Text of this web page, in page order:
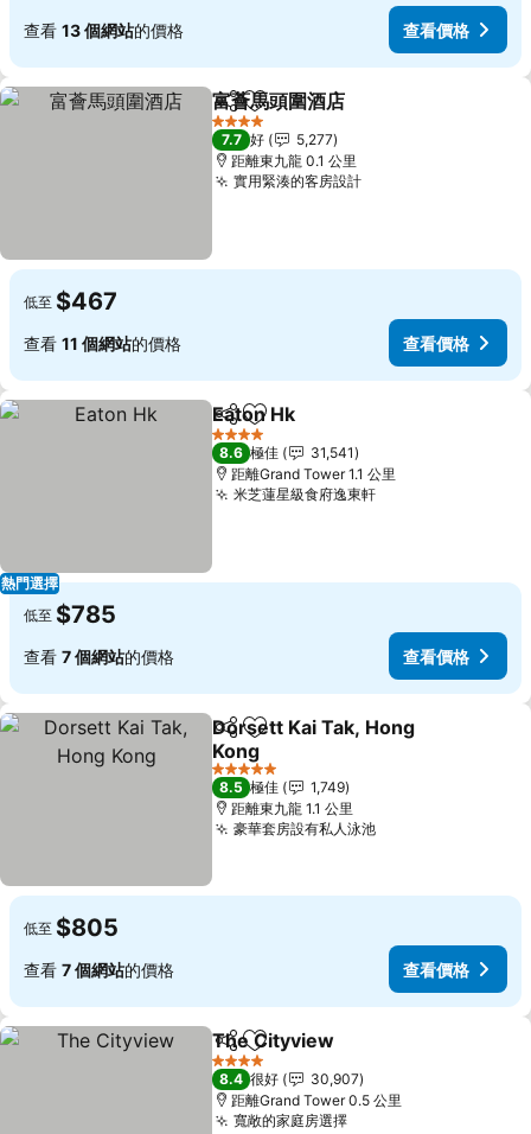
查看 13 個網站的價格 查看價格
分享 放到收藏夾
富薈馬頭圍酒店
4 星級
7.7 好
5,277
距離東九龍 0.1 公里
實用緊湊的客房設計
低至 $467
查看 11 個網站的價格 查看價格
熱門選擇
分享 放到收藏夾
Eaton Hk
4 星級
8.6 極佳
31,541
距離Grand Tower 1.1 公里
米芝蓮星級食府逸東軒
低至 $785
查看 7 個網站的價格 查看價格
分享 放到收藏夾
Dorsett Kai Tak, Hong
Kong
5 星級
8.5 極佳
1,749
距離東九龍 1.1 公里
豪華套房設有私人泳池
低至 $805
查看 7 個網站的價格 查看價格
分享 放到收藏夾
The Cityview
4 星級
8.4 很好
30,907
距離Grand Tower 0.5 公里
寬敞的家庭房選擇